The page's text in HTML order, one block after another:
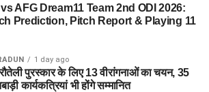
vs AFG Dream11 Team 2nd ODI 2026:
Prediction, Pitch Report & Playing 11
1 day ago
पुरस्कार के लिए 13 वीरांगनाओं का चयन, 35
कार्यकत्रियां भी होंगे सम्मानित